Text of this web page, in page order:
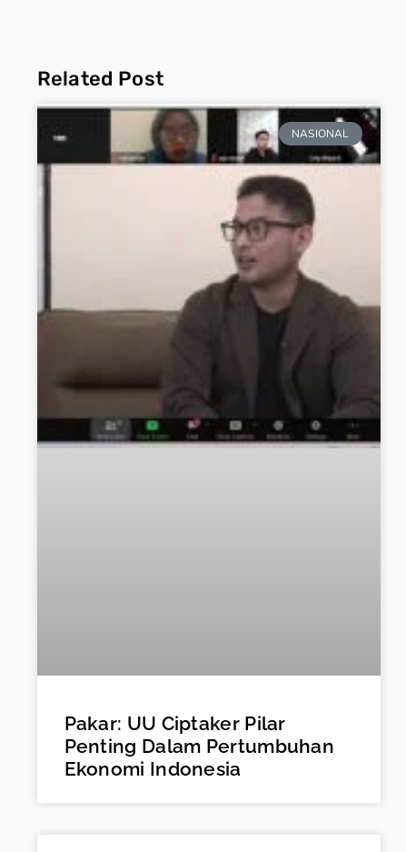
Related Post
NASIONAL
Pakar: UU Ciptaker Pilar
Penting Dalam Pertumbuhan
Ekonomi Indonesia